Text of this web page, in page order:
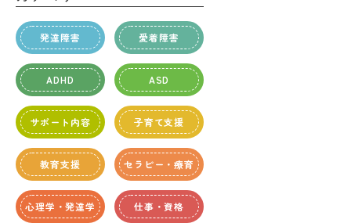
発達障害 愛着障害
ADHD ASD
サポート内容 子育て支援
教育支援 セラピー・療育
心理学・発達学 仕事・資格